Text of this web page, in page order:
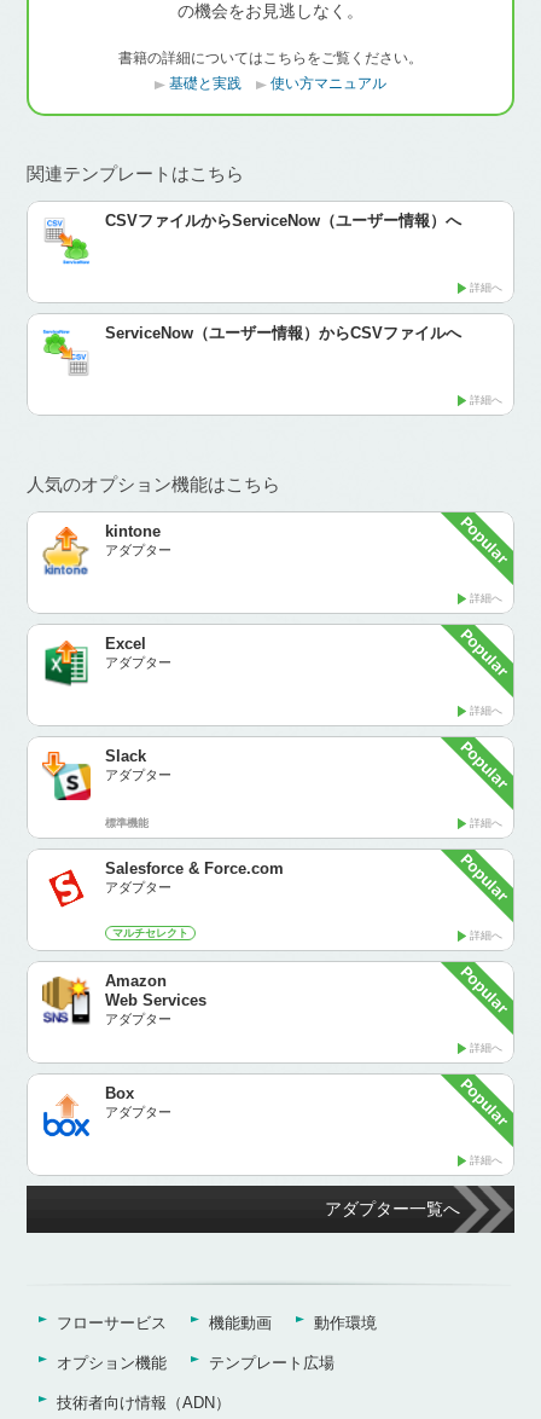
の機会をお見逃しなく。
書籍の詳細についてはこちらをご覧ください。
基礎と実践
使い方マニュアル
関連テンプレートはこちら
CSVファイルからServiceNow（ユーザー情報）へ
詳細へ
ServiceNow（ユーザー情報）からCSVファイルへ
詳細へ
人気のオプション機能はこちら
kintone
アダプター
詳細へ
Excel
アダプター
詳細へ
Slack
アダプター
詳細へ
標準機能
Salesforce & Force.com
アダプター
詳細へ
マルチセレクト
Amazon
Web Services
アダプター
詳細へ
Box
アダプター
詳細へ
アダプター一覧へ
フローサービス 機能動画 動作環境
オプション機能 テンプレート広場
技術者向け情報（ADN）